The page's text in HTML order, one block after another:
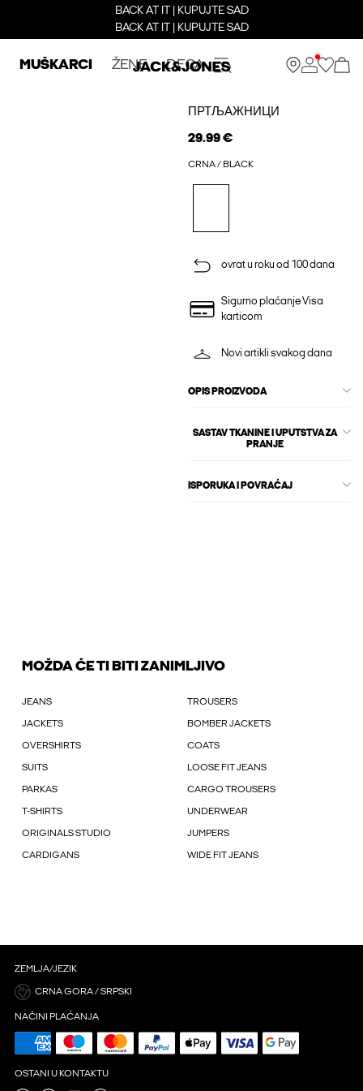
BACK AT IT | KUPUJTE SAD
BACK AT IT | KUPUJTE SAD
MUŠKARCI ŽENE DECA
ПРТЉАЖНИЦИ
29.99 €
CRNA / BLACK
ovrat u roku od 100 dana
Sigurno plaćanje Visa
karticom
Novi artikli svakog dana
OPIS PROIZVODA
SASTAV TKANINE I UPUTSTVA ZA
PRANJE
ISPORUKA I POVRAĆAJ
MOŽDA ĆE TI BITI ZANIMLJIVO
JEANS TROUSERS
JACKETS BOMBER JACKETS
OVERSHIRTS COATS
SUITS LOOSE FIT JEANS
PARKAS CARGO TROUSERS
T-SHIRTS UNDERWEAR
ORIGINALS STUDIO JUMPERS
CARDIGANS WIDE FIT JEANS
ZEMLJA/JEZIK
CRNA GORA / SRPSKI
NAČINI PLAĆANJA
OSTANI U KONTAKTU